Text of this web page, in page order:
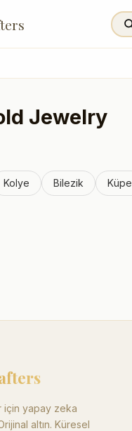
Jewelry
Kolye Bilezik Küpe
için yapay zeka
altın. Küresel